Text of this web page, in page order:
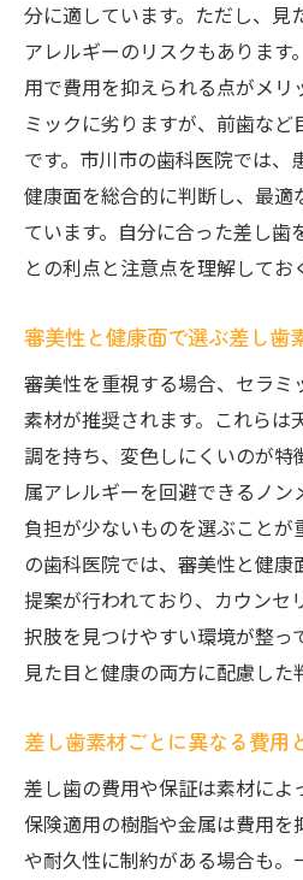
分に適しています。ただし、見
アレルギーのリスクもあります
用で費用を抑えられる点がメリ
ミックに劣りますが、前歯な
です。市川市の歯科医院では、
健康面を総合的に判断し、最適
ています。自分に合った差し歯
との利点と注意点を理解してお
審美性と健康面で選ぶ差し歯
審美性を重視する場合、セラミ
素材が推奨されます。これらは
調を持ち、変色しにくいのが特
属アレルギーを回避できるノ
負担が少ないものを選ぶことが
の歯科医院では、審美性と健
提案が行われており、カウンセ
択肢を見つけやすい環境が整っ
見た目と健康の両方に配慮した
差し歯素材ごとに異なる費用
差し歯の費用や保証は素材によ
保険適用の樹脂や金属は費用
や耐久性に制約がある場合も。